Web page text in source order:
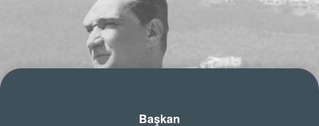
Başkan